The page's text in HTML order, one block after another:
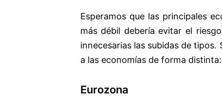
Esperamos que las principales
más débil debería evitar el
innecesarias las subidas de
a las economías de forma distinta:
Eurozona